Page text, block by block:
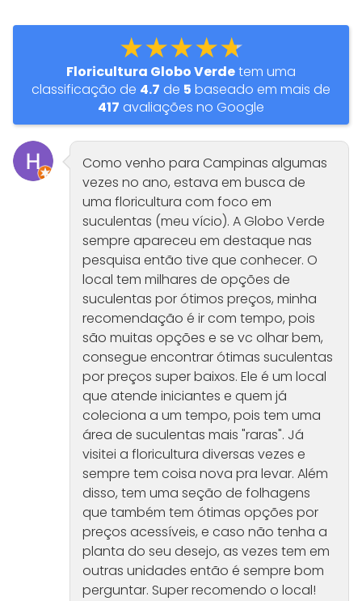
★★★★★
Floricultura Globo Verdetem uma
classificação de 4.7 de 5 baseado em mais de
417 avaliações no Google
Como venho para Campinas algumas
vezes no ano, estava em busca de
uma floricultura com foco em
suculentas (meu vício). A Globo Verde
sempre apareceu em destaque nas
pesquisa então tive que conhecer. O
local tem milhares de opções de
suculentas por ótimos preços, minha
recomendação é ir com tempo, pois
são muitas opções e se vc olhar bem,
consegue encontrar ótimas suculentas
por preços super baixos. Ele é um local
que atende iniciantes e quem já
coleciona a um tempo, pois tem uma
área de suculentas mais "raras". Já
visitei a floricultura diversas vezes e
sempre tem coisa nova pra levar. Além
disso, tem uma seção de folhagens
que também tem ótimas opções por
preços acessíveis, e caso não tenha a
planta do seu desejo, as vezes tem em
outras unidades então é sempre bom
perguntar. Super recomendo o local!